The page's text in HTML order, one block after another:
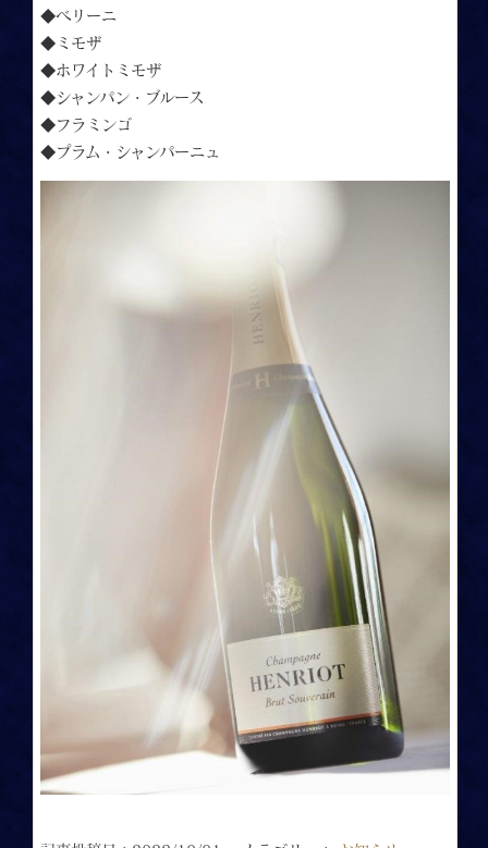
◆ベリーニ
◆ミモザ
◆ホワイトミモザ
◆シャンパン・ブルース
◆フラミンゴ
◆プラム・シャンパーニュ